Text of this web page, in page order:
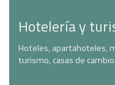
Hotelería y
Hoteles, apartahoteles,
turismo, casas de